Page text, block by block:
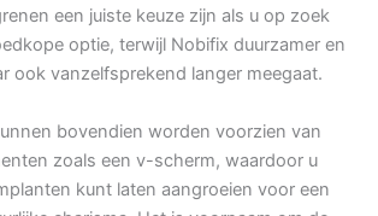
een juiste keuze zijn als u op zoek
optie, terwijl Nobifix duurzamer en
ook vanzelfsprekend langer meegaat.
bovendien worden voorzien van
zoals een v-scherm, waardoor u
kunt laten aangroeien voor een